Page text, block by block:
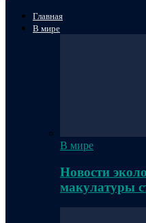
Главная
В мире
В мире
Новости
макулатуры